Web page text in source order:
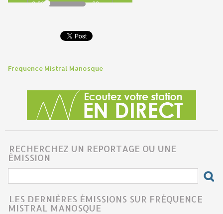
0:00
00
Fréquence Mistral Manosque
RECHERCHEZ UN REPORTAGE OU UNE
ÉMISSION
LES DERNIÈRES ÉMISSIONS SUR FRÉQUENCE
MISTRAL MANOSQUE